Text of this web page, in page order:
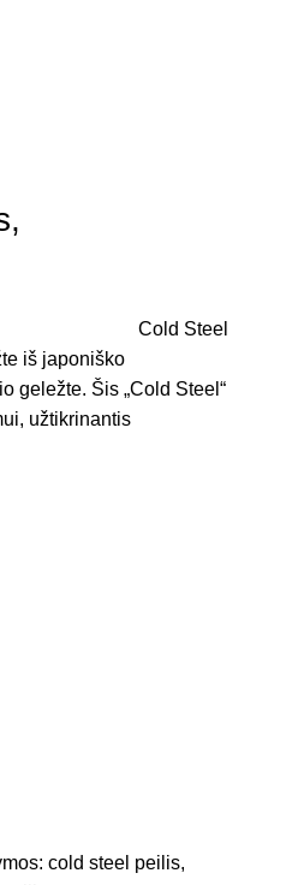
Cold Steel
iš japoniško
geležte. Šis „Cold Steel“
užtikrinantis
cold steel peilis,